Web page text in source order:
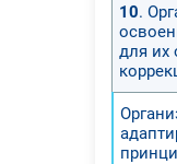
10.
для их